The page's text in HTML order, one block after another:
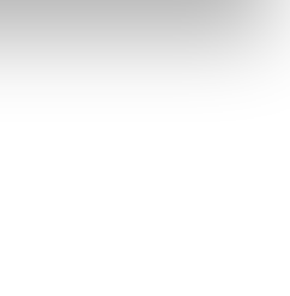
kullanılmaktadır. Bu
sunulması
detaylı bilgi için Ayarlar